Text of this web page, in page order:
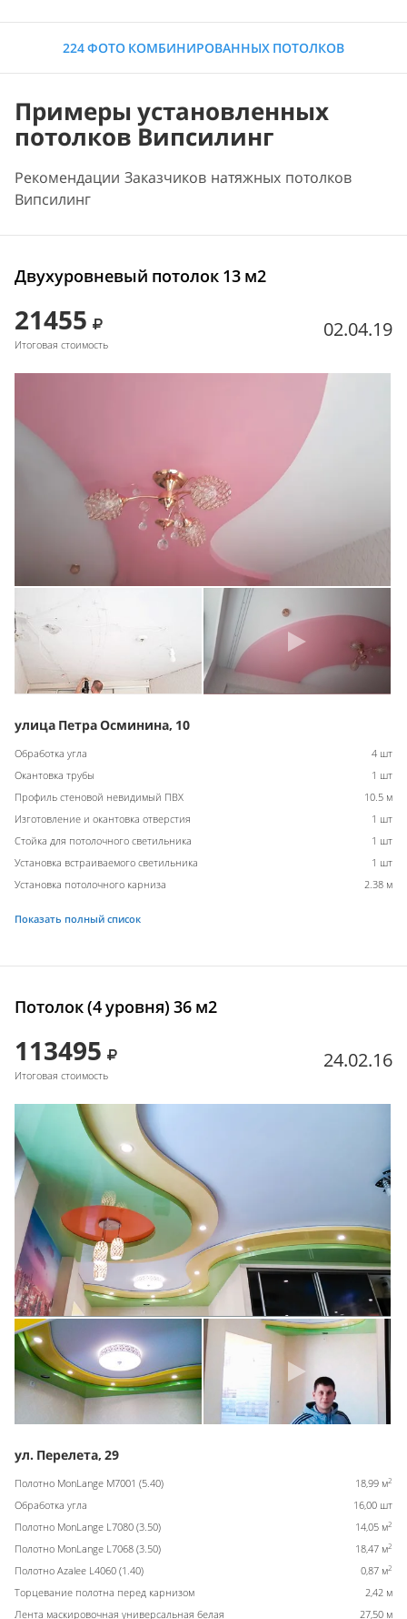
224 ФОТО КОМБИНИРОВАННЫХ ПОТОЛКОВ
Примеры установленных
потолков Випсилинг
Рекомендации Заказчиков натяжных потолков
Випсилинг
Двухуровневый потолок 13 м2
21455
Итоговая стоимость
02.04.19
улица Петра Осминина, 10
Обработка угла
4 шт
Окантовка трубы
1 шт
Профиль стеновой невидимый ПВХ
10.5 м
Изготовление и окантовка отверстия
1 шт
Стойка для потолочного светильника
1 шт
Установка встраиваемого светильника
1 шт
Установка потолочного карниза
2.38 м
Показать полный список
Потолок (4 уровня) 36 м2
113495
Итоговая стоимость
24.02.16
ул. Перелета, 29
Полотно MonLange M7001 (5.40) 18,99 м2
Обработка угла
16,00 шт
Полотно MonLange L7080 (3.50)
14,05 м2
Полотно MonLange L7068 (3.50) 18,47 м2
Полотно Azalee L4060 (1.40) 0,87 м2
Торцевание полотна перед карнизом
2,42 м
Лента маскировочная универсальная белая
27,50 м